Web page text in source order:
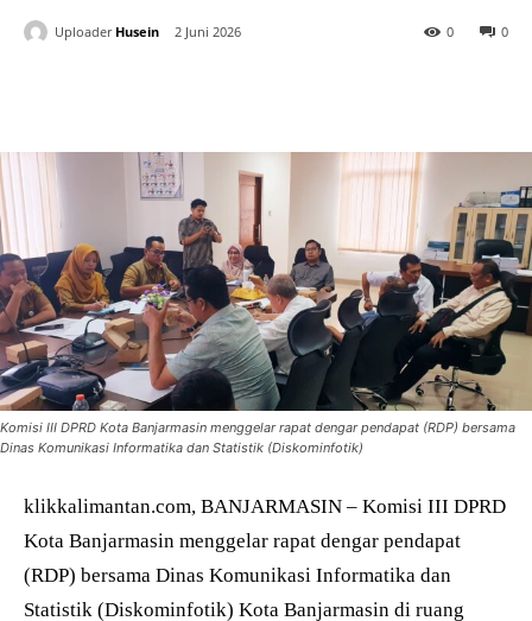
Uploader Husein 2 Juni 2026 0
0
Komisi III DPRD Kota Banjarmasin menggelar rapat dengar pendapat (RDP) bersama
Dinas Komunikasi Informatika dan Statistik (Diskominfotik)
klikkalimantan.com, BANJARMASIN – Komisi III DPRD
Kota Banjarmasin menggelar rapat dengar pendapat
(RDP) bersama Dinas Komunikasi Informatika dan
Statistik (Diskominfotik) Kota Banjarmasin di ruang